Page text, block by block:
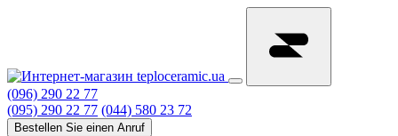
(096) 290 22 77
(095) 290 22 77 (044) 580 23 72
Bestellen Sie einen Anruf